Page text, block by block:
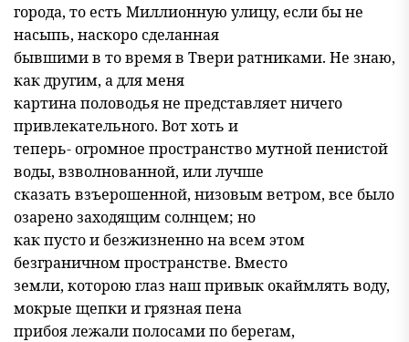
города, то есть Миллионную улицу, если бы не
насыпь, наскоро сделанная
бывшими в то время в Твери ратниками. Не знаю,
как другим, а для меня
картина половодья не представляет ничего
привлекательного. Вот хоть и
теперь- огромное пространство мутной пенистой
воды, взволнованной, или лучше
сказать взъерошенной, низовым ветром, все было
озарено заходящим солнцем; но
как пусто и безжизненно на всем этом
безграничном пространстве. Вместо
земли, которою глаз наш привык окаймлять воду,
мокрые щепки и грязная пена
прибоя лежали полосами по берегам,